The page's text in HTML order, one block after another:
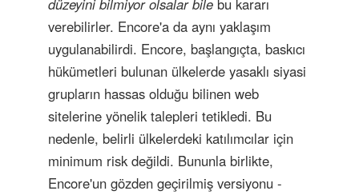
düzeyini bilmiyor olsalar bile bu kararı
verebilirler. Encore'a da aynı yaklaşım
uygulanabilirdi. Encore, başlangıçta, baskıcı
hükümetleri bulunan ülkelerde yasaklı siyasi
grupların hassas olduğu bilinen web
sitelerine yönelik talepleri tetikledi. Bu
nedenle, belirli ülkelerdeki katılımcılar için
minimum risk değildi. Bununla birlikte,
Encore'un gözden geçirilmiş versiyonu -